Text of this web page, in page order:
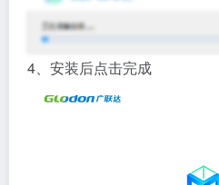
4、安装后点击完成